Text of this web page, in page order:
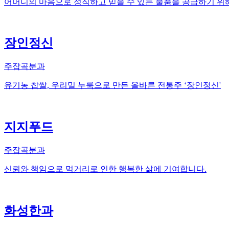
장인정신
주잡곡분과
유기농 찹쌀, 우리밀 누룩으로 만든 올바른 전통주 ‘장인정신'
지지푸드
주잡곡분과
신뢰와 책임으로 먹거리로 인한 행복한 삶에 기여합니다.
화성한과